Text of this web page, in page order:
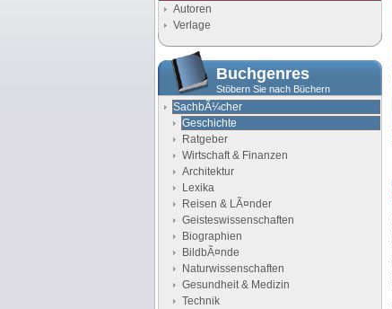
Autoren
Verlage
Buchgenres
Stöbern Sie nach Büchern
SachbÃ¼cher
Geschichte
Ratgeber
Wirtschaft & Finanzen
Architektur
Lexika
Reisen & LÃ¤nder
Geisteswissenschaften
Biographien
BildbÃ¤nde
Naturwissenschaften
Gesundheit & Medizin
Technik